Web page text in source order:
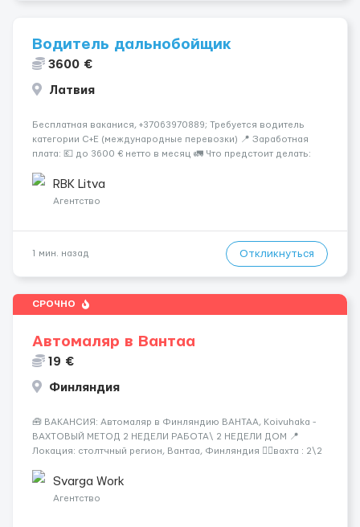
Водитель дальнобойщик
3600 €
Латвия
Бесплатная ваканися, +37063970889; Требуется водитель
категории C+E (международные перевозки) 📍 Заработная
плата: 💶 до 3600 € нетто в месяц 🚛 Что предстоит делать:
среднем 400–500 км в день. Погр...
RBK Litva
Агентство
1 мин. назад Откликнуться
СРОЧНО
Автомаляр в Вантаа
19 €
Финляндия
🧰 ВАКАНСИЯ: Автомаляр в Финляндию ВАНТАА, Koivuhaka -
ВАХТОВЫЙ МЕТОД 2 НЕДЕЛИ РАБОТА\ 2 НЕДЕЛИ ДОМ 📍
Локация: столтчный регион, Вантаа, Финляндия 👌🏻вахта : 2\2
час брутто 🏠 Жильё: предоставляется БЕСПЛАТНО 📞
Контакт: +3725672...
Svarga Work
Агентство